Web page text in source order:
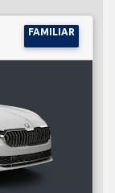
FAMILIAR